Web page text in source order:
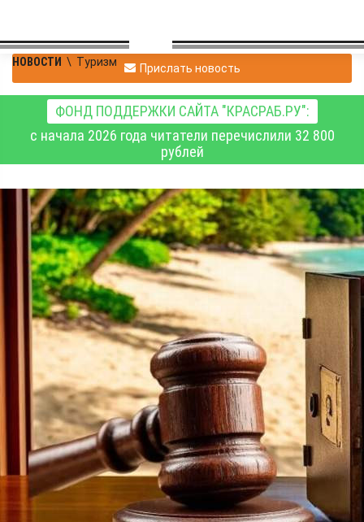
НОВОСТИ \ Туризм Прислать новость
ФОНД ПОДДЕРЖКИ САЙТА "КРАСРАБ.РУ":
с начала 2026 года читатели перечислили 32 800
рублей
У красноярца во время
отдыха в Таиланде из
номера украли сейф
вместе с деньгами
13.05.2026 15:05441